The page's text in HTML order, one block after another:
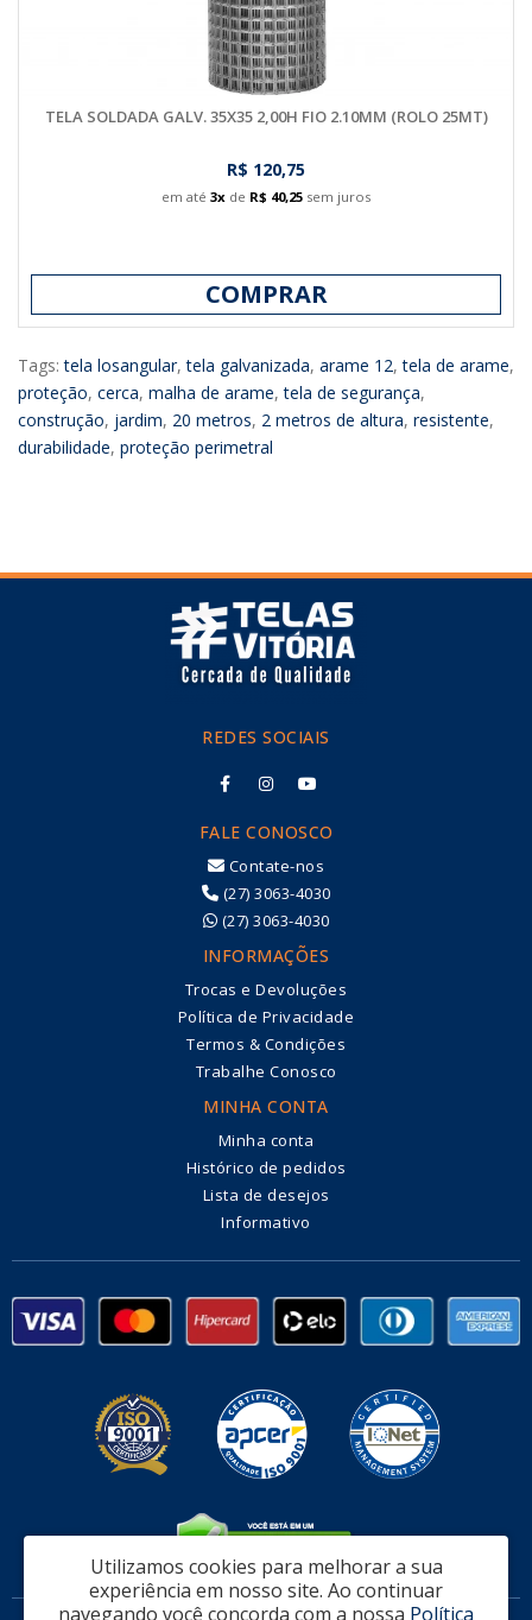
TELA SOLDADA GALV. 35X35 2,00H FIO 2.10MM (ROLO 25MT)
R$ 120,75
em até 3x de R$ 40,25 sem juros
COMPRAR
Tags:tela losangular,tela galvanizada, arame 12,tela de arame,
proteção, cerca, malha de arame,tela de segurança,
construção, jardim, 20 metros, 2 metros de altura, resistente,
durabilidade, proteção perimetral
REDES SOCIAIS
FALE CONOSCO
Contate-nos
(27) 3063-4030
(27) 3063-4030
INFORMAÇÕES
Trocas e Devoluções
Política de Privacidade
Termos & Condições
Trabalhe Conosco
MINHA CONTA
Minha conta
Histórico de pedidos
Lista de desejos
Informativo
Utilizamos cookies para melhorar a sua
experiência em nosso site. Ao continuar
navegando você concorda com a nossa Política